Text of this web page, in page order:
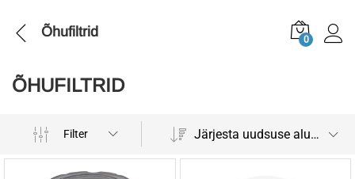
Õhufiltrid 0
ÕHUFILTRID
Filter Järjesta uudsuse alusel